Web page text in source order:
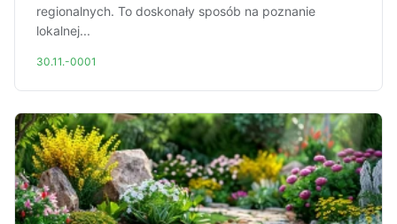
regionalnych. To doskonały sposób na poznanie
lokalnej...
30.11.-0001